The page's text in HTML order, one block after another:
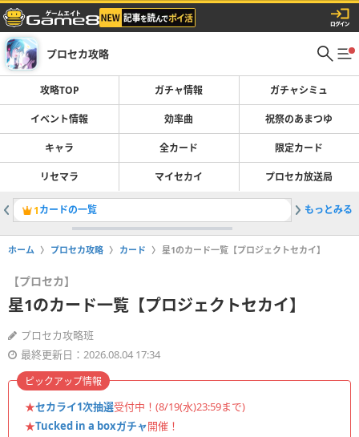
プロセカ攻略
攻略TOP ガチャ情報 ガチャシミュ
イベント情報 効率曲 祝祭のあまつゆ
キャラ 全カード 限定カード
リセマラ マイセカイ プロセカ放送局
1カードの一覧 2暁山瑞
もっとみる
ホーム プロセカ攻略 カード 星1のカード一覧【プロジェクトセカイ】
【プロセカ】
星1のカード一覧【プロジェクトセカイ】
プロセカ攻略班
最終更新日：2026.08.04 17:34
★セカライ1次抽選受付中！(8/19(水)23:59まで)
★Tucked in a boxガチャ開催！
ピックアップ情報